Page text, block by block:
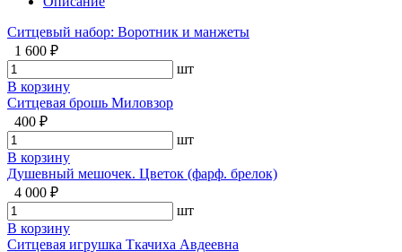
Ситцевый набор: Воротник и манжеты
1 600 ₽
шт
В корзину
Ситцевая брошь Миловзор
400 ₽
шт
В корзину
Душевный мешочек. Цветок (фарф. брелок)
4 000 ₽
шт
В корзину
Ситцевая игрушка Ткачиха Авдеевна